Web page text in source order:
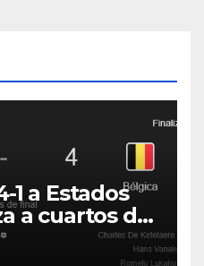
1 a Estados
a cuartos del